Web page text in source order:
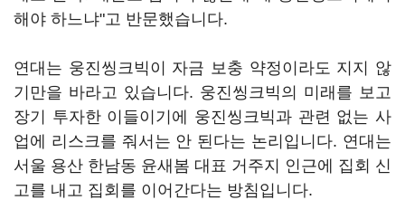
해야 하느냐"고 반문했습니다.
연대는 웅진씽크빅이 자금 보충 약정이라도 지지 않
기만을 바라고 있습니다. 웅진씽크빅의 미래를 보고
장기 투자한 이들이기에 웅진씽크빅과 관련 없는 사
업에 리스크를 줘서는 안 된다는 논리입니다. 연대는
서울 용산 한남동 윤새봄 대표 거주지 인근에 집회 신
고를 내고 집회를 이어간다는 방침입니다.